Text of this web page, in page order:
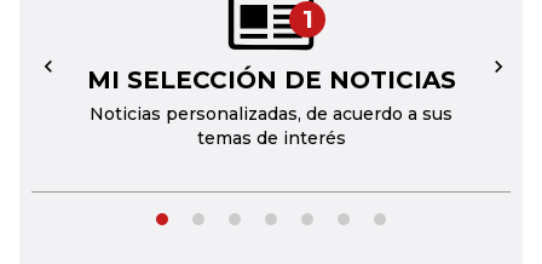
1
MI SELECCIÓN DE NOTICIAS
Noticias personalizadas, de acuerdo a sus
temas de interés
← →